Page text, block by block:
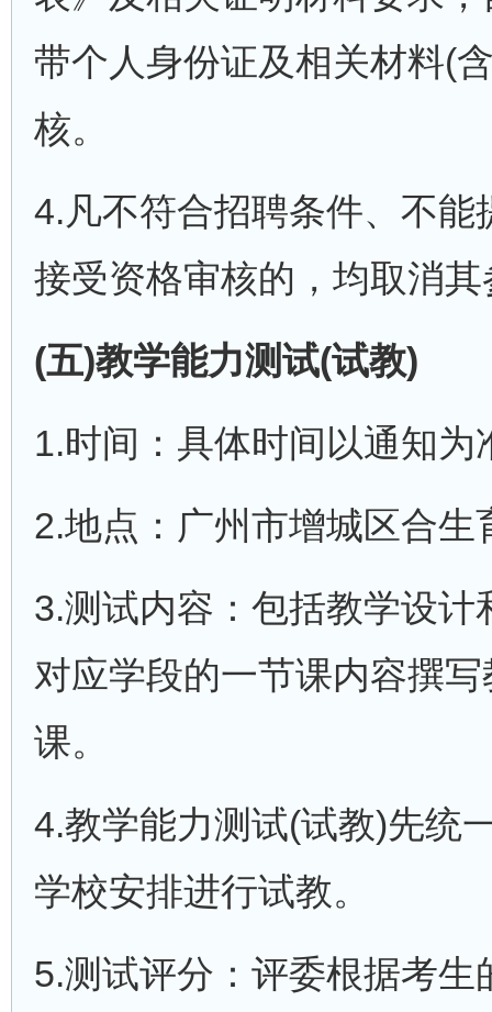
带个人身份证及相关材料(
核。
4.凡不符合招聘条件、不
接受资格审核的，均取消
(五)教学能力测试(试教)
1.时间：具体时间以通知为
2.地点：广州市增城区合生
3.测试内容：包括教学设
对应学段的一节课内容撰
课。
4.教学能力测试(试教)先统
学校安排进行试教。
5.测试评分：评委根据考